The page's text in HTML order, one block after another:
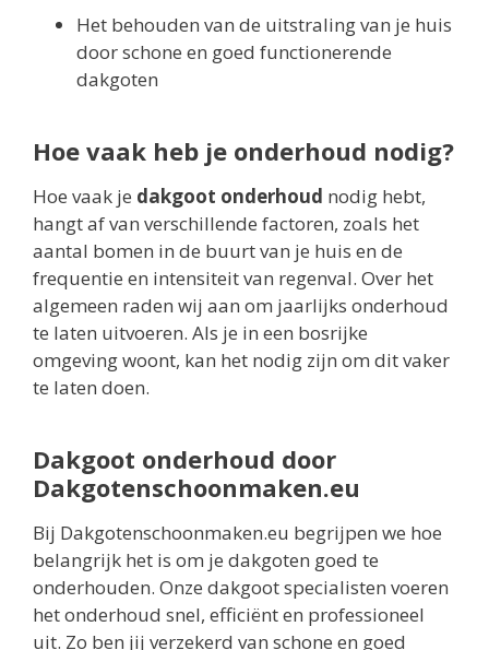
Het behouden van de uitstraling van je huis
door schone en goed functionerende
dakgoten
Hoe vaak heb je onderhoud nodig?
Hoe vaak je dakgoot onderhoud nodig hebt,
hangt af van verschillende factoren, zoals het
aantal bomen in de buurt van je huis en de
frequentie en intensiteit van regenval. Over het
algemeen raden wij aan om jaarlijks onderhoud
te laten uitvoeren. Als je in een bosrijke
omgeving woont, kan het nodig zijn om dit vaker
te laten doen.
Dakgoot onderhoud door
Dakgotenschoonmaken.eu
Bij Dakgotenschoonmaken.eu begrijpen we hoe
belangrijk het is om je dakgoten goed te
onderhouden. Onze dakgoot specialisten voeren
het onderhoud snel, efficiënt en professioneel
uit. Zo ben jij verzekerd van schone en goed